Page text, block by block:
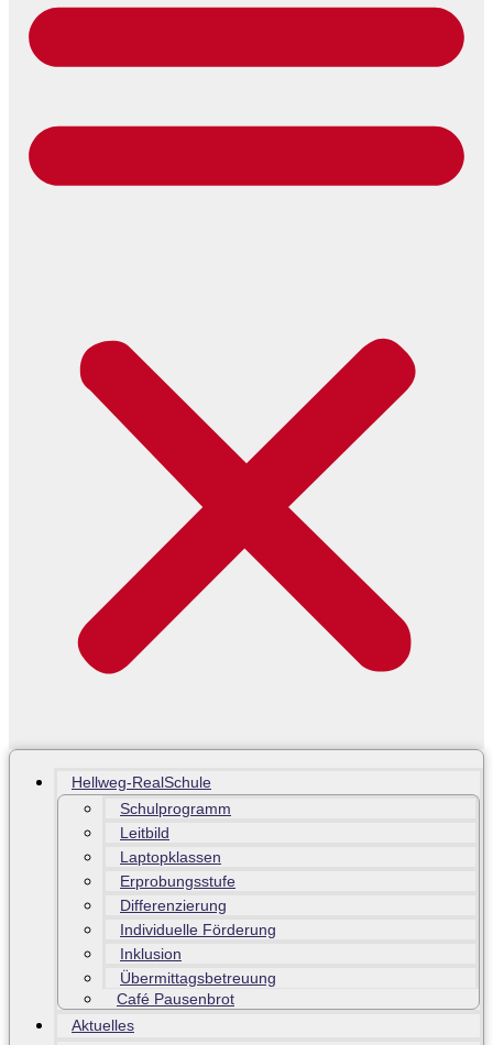
Hellweg-RealSchule
Schulprogramm
Leitbild
Laptopklassen
Erprobungsstufe
Differenzierung
Individuelle Förderung
Inklusion
Übermittagsbetreuung
Café Pausenbrot
Aktuelles